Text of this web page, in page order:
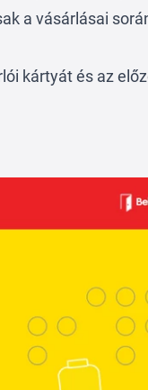
a vásárlásai
kártyát és az